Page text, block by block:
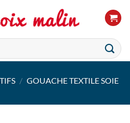
/ GOUACHE TEXTILE SOIE